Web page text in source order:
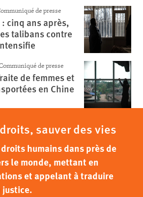
de presse
cinq ans après,
talibans contre
de presse
de femmes et
en Chine
sauver des vies
humains dans près de
le monde, mettant en
et appelant à traduire
justice.